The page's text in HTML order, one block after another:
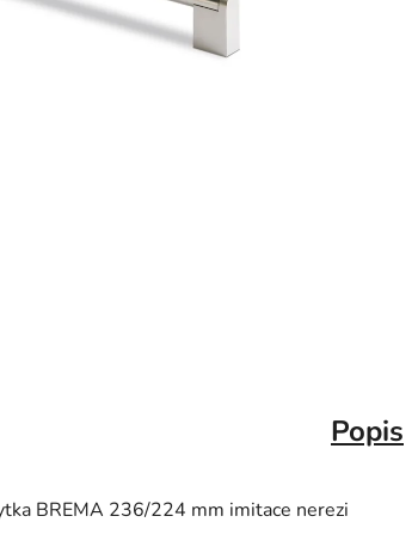
Popis
BREMA 236/224 mm imitace nerezi